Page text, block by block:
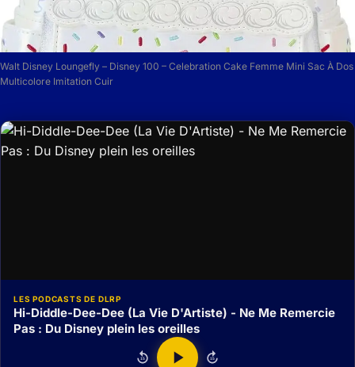
Walt Disney Loungefly – Disney 100 – Celebration Cake Femme Mini Sac À Dos
Multicolore Imitation Cuir
LES PODCASTS DE DLRP
Hi-Diddle-Dee-Dee (La Vie D'Artiste) - Ne Me Remercie
Pas : Du Disney plein les oreilles
15 15